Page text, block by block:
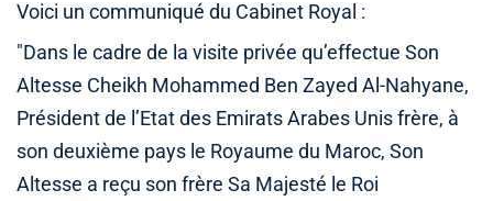
Voici un communiqué du Cabinet Royal :
"Dans le cadre de la visite privée qu’effectue Son
Altesse Cheikh Mohammed Ben Zayed Al-Nahyane,
Président de l’Etat des Emirats Arabes Unis frère, à
son deuxième pays le Royaume du Maroc, Son
Altesse a reçu son frère Sa Majesté le Roi